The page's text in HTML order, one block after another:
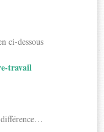
ci-dessous
travail
différence…